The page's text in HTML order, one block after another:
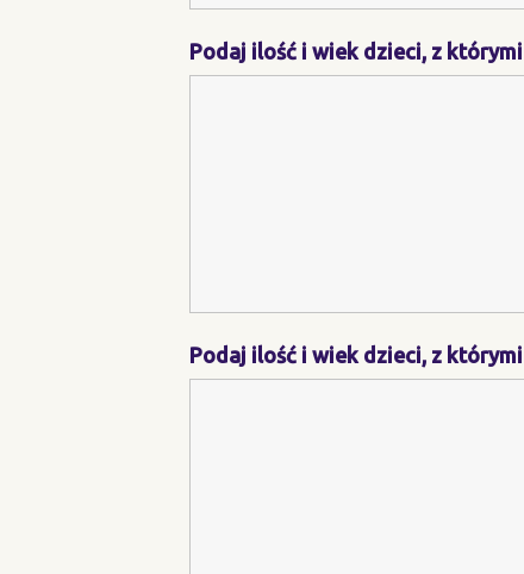
Podaj ilość i wiek dzieci, z
Podaj ilość i wiek dzieci, z